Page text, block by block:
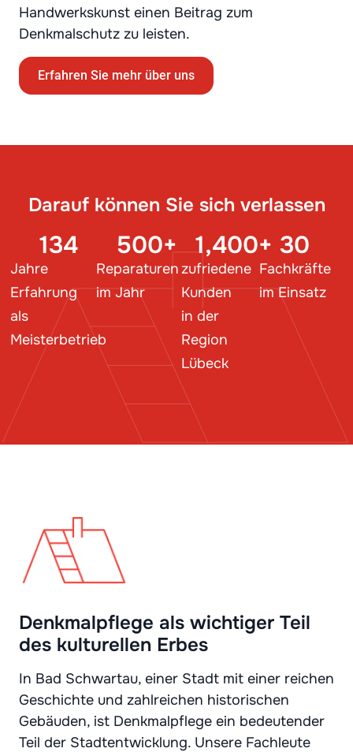
Handwerkskunst einen Beitrag zum
Denkmalschutz zu leisten.
Erfahren Sie mehr über uns
Darauf können Sie sich verlassen
Jahre
Erfahrung
als
Meisterbetrieb
134
Reparaturen
im Jahr
500+
zufriedene
Kunden
in der
Region
Lübeck
1,400+
Fachkräfte
im Einsatz
30
Denkmalpflege als wichtiger Teil
des kulturellen Erbes
In Bad Schwartau, einer Stadt mit einer reichen
Geschichte und zahlreichen historischen
Gebäuden, ist Denkmalpflege ein bedeutender
Teil der Stadtentwicklung. Unsere Fachleute